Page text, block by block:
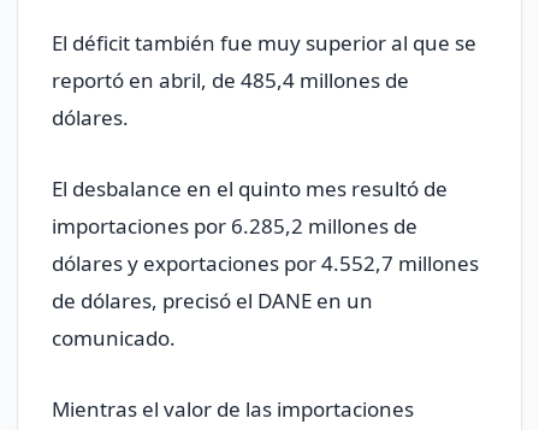
El déficit también fue muy superior al que se
reportó en abril, de 485,4 millones de
dólares.
El desbalance en el quinto mes resultó de
importaciones por 6.285,2 millones de
dólares y exportaciones por 4.552,7 millones
de dólares, precisó el DANE en un
comunicado.
Mientras el valor de las importaciones